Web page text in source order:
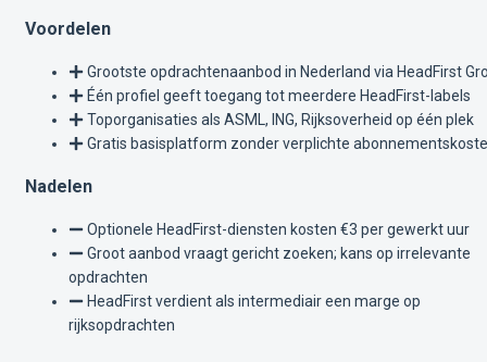
Voordelen
Grootste opdrachtenaanbod in Nederland via HeadFirst
Één profiel geeft toegang tot meerdere HeadFirst-labels
Toporganisaties als ASML, ING, Rijksoverheid op één plek
Gratis basisplatform zonder verplichte
Nadelen
Optionele HeadFirst-diensten kosten €3 per gewerkt uur
Groot aanbod vraagt gericht zoeken; kans op irrelevante
opdrachten
HeadFirst verdient als intermediair een marge op
rijksopdrachten